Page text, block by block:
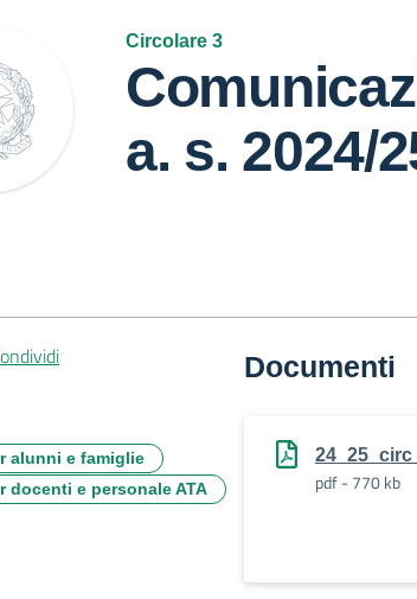
Circolare 3
a. s. 2024/
Documenti
pdf - 770 kb
alunni e famiglie
docenti e personale ATA